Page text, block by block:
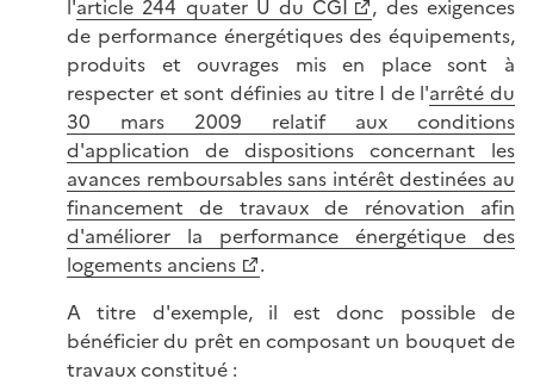
l'article 244 quater U du CGI
, des exigences
de performance énergétiques des équipements,
produits et ouvrages mis en place sont à
respecter et sont définies au titre I de l'arrêté du
30 mars 2009 relatif aux conditions
d'application de dispositions concernant les
avances remboursables sans intérêt destinées au
financement de travaux de rénovation afin
d'améliorer la performance énergétique des
logements anciens
.
A titre d'exemple, il est donc possible de
bénéficier du prêt en composant un bouquet de
travaux constitué :